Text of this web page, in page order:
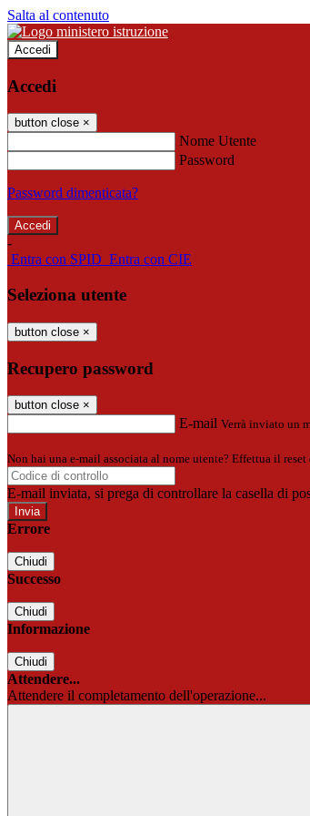
Salta al contenuto
Accedi
Accedi
button close ×
Nome Utente
Password
Password dimenticata?
-
Entra con SPID Entra con CIE
Seleziona utente
button close ×
Recupero password
button close ×
E-mail Verrà inviato un
Non hai una e-mail associata al nome utente? Effettua il
E-mail inviata, si prega di controllare la casella di
Errore
Chiudi
Successo
Chiudi
Informazione
Chiudi
Attendere...
Attendere il completamento dell'operazione...